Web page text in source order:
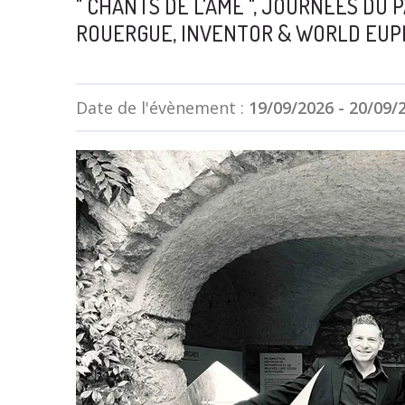
" CHANTS DE L'AME ", JOURNÉES DU
ROUERGUE, INVENTOR & WORLD
Date de l'évènement : 19/09/2026 - 20/09/